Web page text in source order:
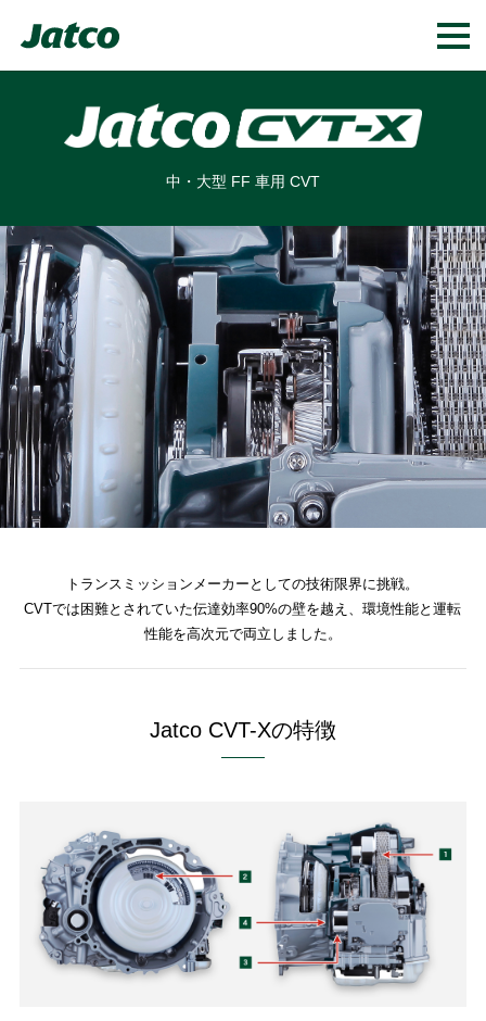
中・大型 FF 車用 CVT
トランスミッションメーカーとしての技術限界に挑戦。
CVTでは困難とされていた伝達効率90%の壁を越え、環境性能と運転
性能を高次元で両立しました。
Jatco CVT-Xの特徴